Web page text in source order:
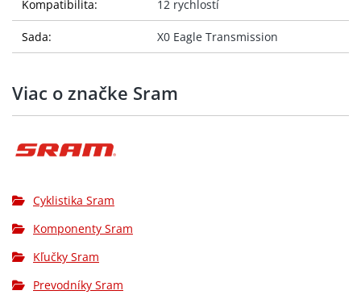
Kompatibilita: 12 rychlostí
Sada: X0 Eagle Transmission
Viac o značke Sram
Cyklistika Sram
Komponenty Sram
Kľučky Sram
Prevodníky Sram